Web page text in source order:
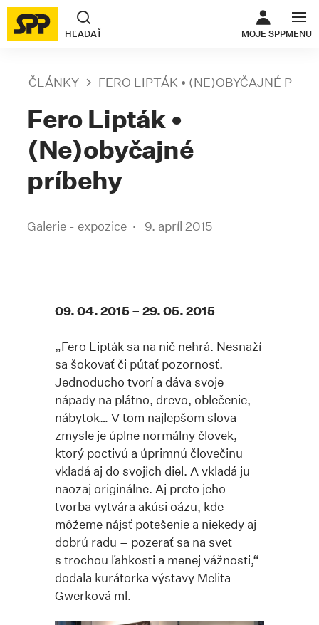
HĽADAŤ MOJE SPP
ODKAZ SA
MENU
ČLÁNKY FERO LIPTÁK • (NE)OBYČAJNÉ
Fero Lipták •
(Ne)obyčajné
príbehy
Galerie - expozice 9. apríl 2015
09. 04. 2015 – 29. 05. 2015
„Fero Lipták sa na nič nehrá. Nesnaží
sa šokovať či pútať pozornosť.
Jednoducho tvorí a dáva svoje
nápady na plátno, drevo, oblečenie,
nábytok… V tom najlepšom slova
zmysle je úplne normálny človek,
ktorý poctivú a úprimnú človečinu
vkladá aj do svojich diel. A vkladá ju
naozaj originálne. Aj preto jeho
tvorba vytvára akúsi oázu, kde
môžeme nájsť potešenie a niekedy aj
dobrú radu – pozerať sa na svet
s trochou ľahkosti a menej vážnosti,“
dodala kurátorka výstavy Melita
Gwerková ml.